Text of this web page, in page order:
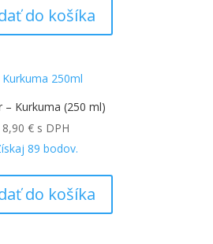
26,70 €.25,00 €.
do košíka
– Kurkuma (250 ml)
8,90€ s DPH
89 bodov.
do košíka